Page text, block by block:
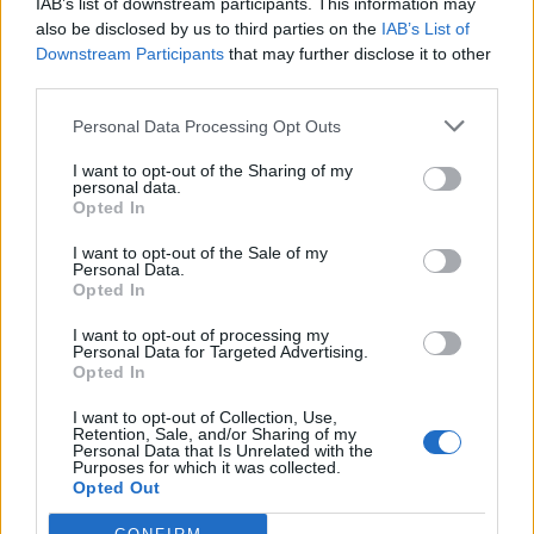
also be disclosed by us to third parties on the IAB’s List of
Downstream Participants that may further disclose it to other
Personal Data Processing Opt Outs
I want to opt-out of the Sharing of my
personal data.
Opted In
I want to opt-out of the Sale of my
Personal Data.
Opted In
I want to opt-out of processing my
Personal Data for Targeted Advertising.
Opted In
I want to opt-out of Collection, Use,
Retention, Sale, and/or Sharing of my
Personal Data that Is Unrelated with the
Purposes for which it was collected.
Opted Out